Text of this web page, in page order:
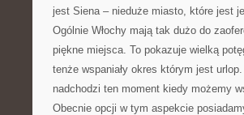
jest Siena – nieduże miasto, które jest
Ogólnie Włochy mają tak dużo do
piękne miejsca. To pokazuje wielką
tenże wspaniały okres którym jest
nadchodzi ten moment kiedy możemy
Obecnie opcji w tym aspekcie